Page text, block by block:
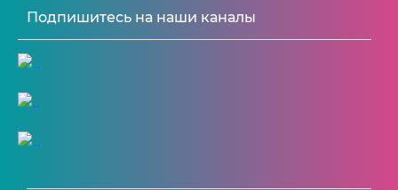
Подпишитесь на наши каналы